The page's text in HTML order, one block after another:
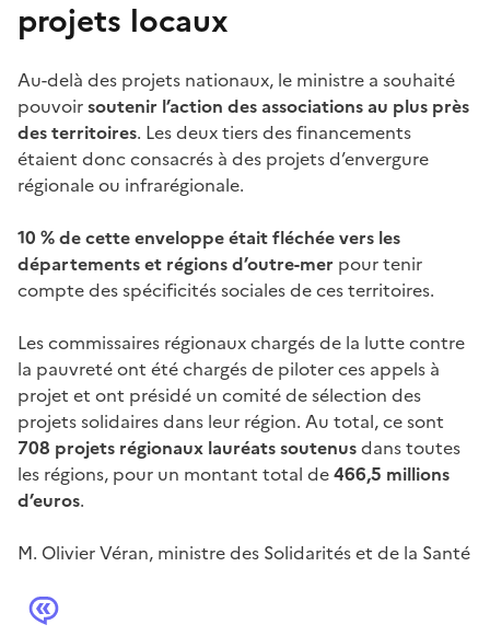
projets locaux
Au-delà des projets nationaux, le ministre a souhaité
pouvoirsoutenir l’action des associations au plus près
des territoires. Les deux tiers des financements
étaient donc consacrés à des projets d’envergure
régionale ou infrarégionale.
10 % de cette enveloppe était fléchée vers les
départements et régions d’outre-mer pour tenir
compte des spécificités sociales de ces territoires.
Les commissaires régionaux chargés de la lutte contre
la pauvreté ont été chargés de piloter ces appels à
projet et ont présidé un comité de sélection des
projets solidaires dans leur région. Au total, ce sont
708 projets régionaux lauréats soutenusdans toutes
les régions, pour un montant total de466,5 millions
d’euros.
M. Olivier Véran, ministre des Solidarités et de la Santé